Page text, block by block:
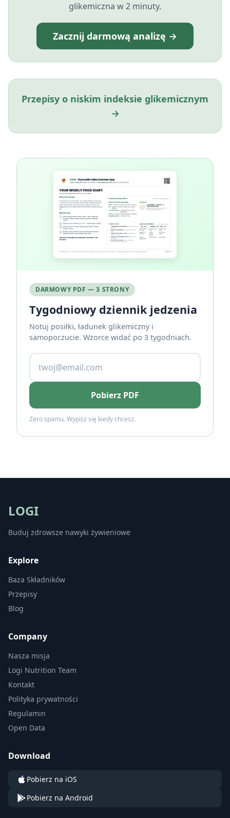
glikemiczna w 2 minuty.
Zacznij darmową analizę →
Przepisy o niskim indeksie glikemicznym
→
DARMOWY PDF — 3 STRONY
Tygodniowy dziennik jedzenia
Notuj posiłki, ładunek glikemiczny i
samopoczucie. Wzorce widać po 3 tygodniach.
Pobierz PDF
Zero spamu. Wypisz się kiedy chcesz.
LOGI
Buduj zdrowsze nawyki żywieniowe
Explore
Baza Składników
Przepisy
Blog
Company
Nasza misja
Logi Nutrition Team
Kontakt
Polityka prywatności
Regulamin
Open Data
Download
Pobierz na iOS
Pobierz na Android